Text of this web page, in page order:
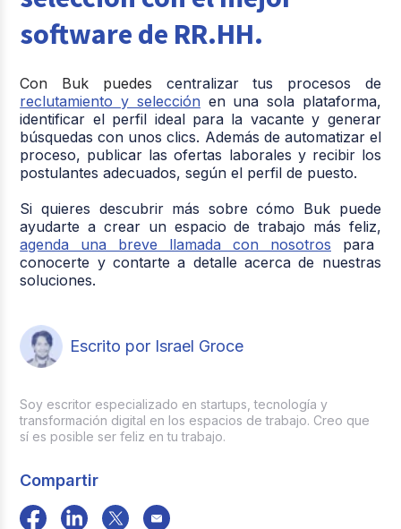
software de RR.HH.
Con Buk puedes centralizar tus procesos de
reclutamiento y selección en una sola plataforma,
identificar el perfil ideal para la vacante y generar
búsquedas con unos clics. Además de automatizar el
proceso, publicar las ofertas laborales y recibir los
postulantes adecuados, según el perfil de puesto.
Si quieres descubrir más sobre cómo Buk puede
ayudarte a crear un espacio de trabajo más feliz,
agenda una breve llamada con nosotros para
conocerte y contarte a detalle acerca de nuestras
soluciones.
Escrito por Israel Groce
Soy escritor especializado en startups, tecnología y
transformación digital en los espacios de trabajo. Creo que
sí es posible ser feliz en tu trabajo.
Compartir